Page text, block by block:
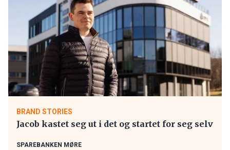
BRAND STORIES
Jacob kastet seg ut i det og startet for seg selv
SPAREBANKEN MØRE